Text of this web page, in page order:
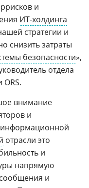
и
ИТ-холдинга
стратегии и
снизить затраты
безопасности»,
отдела
внимание
и
отрасли это
и
напрямую
и